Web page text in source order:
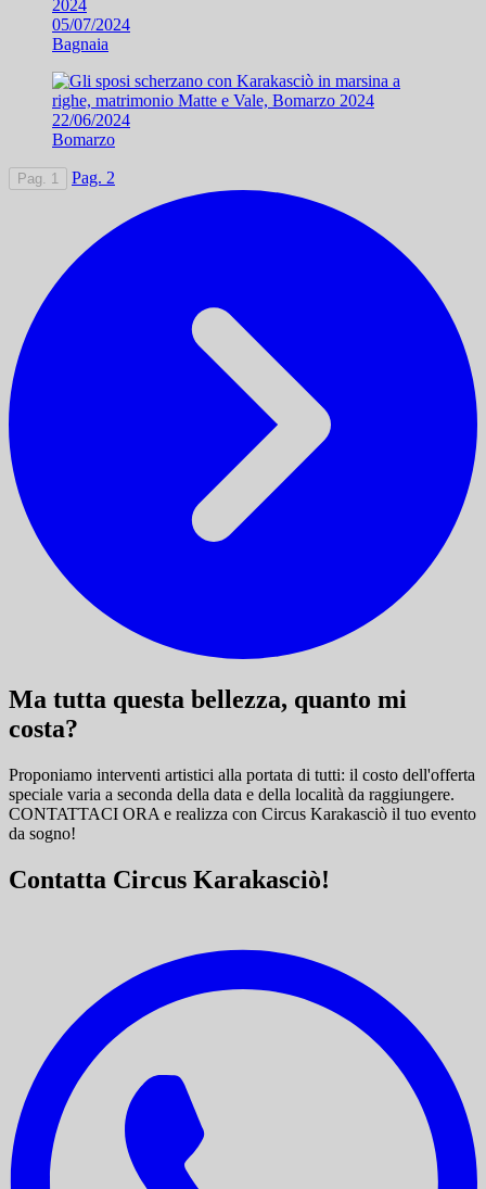
05/07/2024
Bagnaia
22/06/2024
Bomarzo
Pag. 1 Pag. 2
Ma tutta questa bellezza, quanto mi
costa?
Proponiamo interventi artistici alla portata di tutti: il costo dell'offerta
speciale varia a seconda della data e della località da raggiungere.
CONTATTACI ORA e realizza con Circus Karakasciò il tuo evento
da sogno!
Contatta Circus Karakasciò!